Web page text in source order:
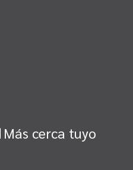
Más cerca tuyo